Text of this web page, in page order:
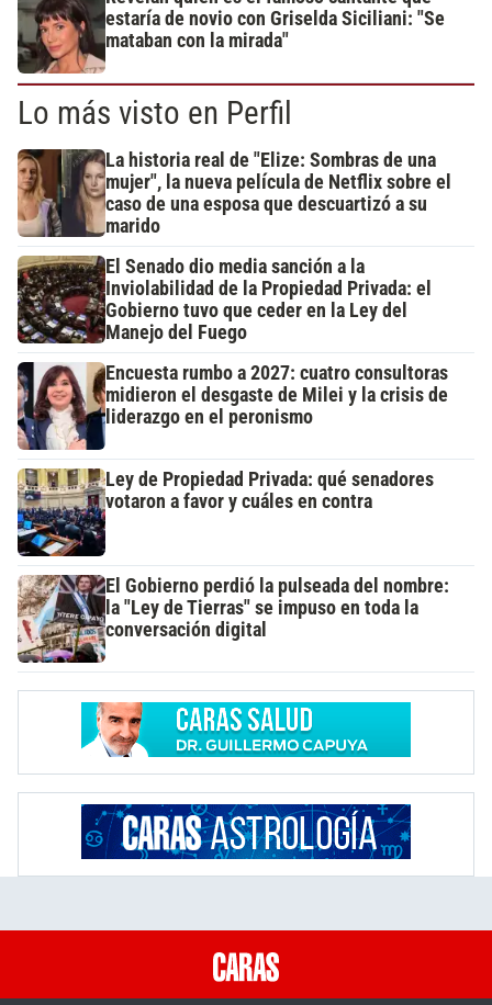
estaría de novio con Griselda Siciliani: "Se
mataban con la mirada"
Lo más visto en Perfil
La historia real de "Elize: Sombras de una
mujer", la nueva película de Netflix sobre el
caso de una esposa que descuartizó a su
marido
El Senado dio media sanción a la
Inviolabilidad de la Propiedad Privada: el
Gobierno tuvo que ceder en la Ley del
Manejo del Fuego
Encuesta rumbo a 2027: cuatro consultoras
midieron el desgaste de Milei y la crisis de
liderazgo en el peronismo
Ley de Propiedad Privada: qué senadores
votaron a favor y cuáles en contra
El Gobierno perdió la pulseada del nombre:
la "Ley de Tierras" se impuso en toda la
conversación digital